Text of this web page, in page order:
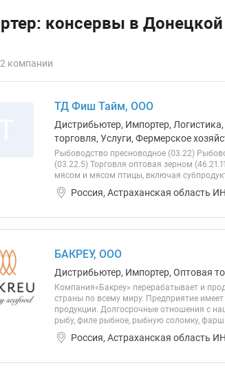
консервы в
компании
ТД Фиш Тайм, ООО
Дистрибьютер, Импортер,
торговля, Услуги, Фермерское
Рыбоводство пресноводное (03.22)
(03.22.5) Торговля оптовая зерном
мясом и мясом птицы, включая
Россия, Астраханская область
БАКРЕУ, ООО
Дистрибьютер, Импортер, Оптовая
Компания«Бакреу» перерабатывает и
страны по всему миру. Предприятие
продукции. Долгосрочные отношения с
рыбу, филе рыбное, рыбную соломку,
Россия, Астраханская область